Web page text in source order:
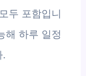
두 포함입니
해 하루 일정
.